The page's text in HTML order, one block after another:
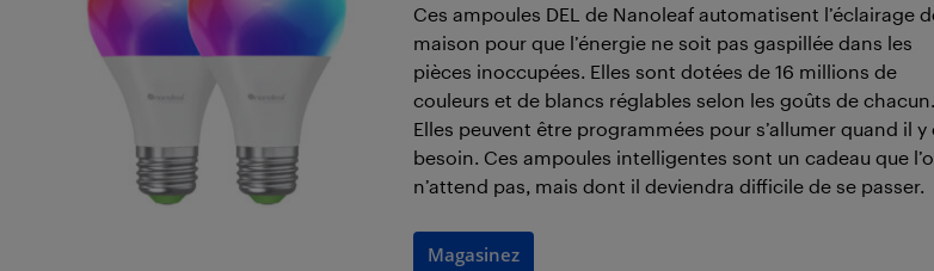
Ces ampoules DEL de Nanoleaf automatisent l’éclairage
maison pour que l’énergie ne soit pas gaspillée dans les
pièces inoccupées. Elles sont dotées de 16 millions de
couleurs et de blancs réglables selon les goûts de chacun.
Elles peuvent être programmées pour s’allumer quand il y
besoin. Ces ampoules intelligentes sont un cadeau que
n’attend pas, mais dont il deviendra difficile de se passer.
Magasinez